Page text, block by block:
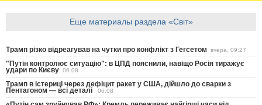
Еще материалы раздела «Світ»
Трамп різко відреагував на чутки про конфлікт з Гегсетом вчера, 09:27
"Путін контролює ситуацію": в ЦПД пояснили, навіщо Росія тиражує
удари по Києву 06.08
Трамп в істериці через дефіцит ракет у США, дійшло до сварки з
Пентагоном — всі деталі 06.08